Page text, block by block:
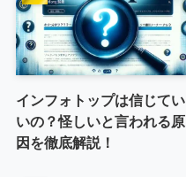
インフォトップは信じてい
いの？怪しいと言われる原
因を徹底解説！